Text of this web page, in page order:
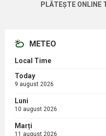
PLĂTEȘTE ONLINE
METEO
Local Time
Today
9 august 2026
Luni
10 august 2026
Marți
11 august 2026